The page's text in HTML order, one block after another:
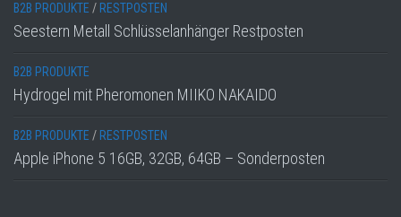
B2B PRODUKTE / RESTPOSTEN
Seestern Metall Schlüsselanhänger Restposten
B2B PRODUKTE
Hydrogel mit Pheromonen MIIKO NAKAIDO
B2B PRODUKTE / RESTPOSTEN
Apple iPhone 5 16GB, 32GB, 64GB – Sonderposten